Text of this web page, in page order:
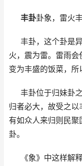
丰卦卦象，雷火
丰卦，这个卦是
火，震为雷。雷雨
变为丰盛的饭菜，所
丰卦位于归妹卦
归者必大，故受之以
有如众人来归则民
卦。
《象》中这样解